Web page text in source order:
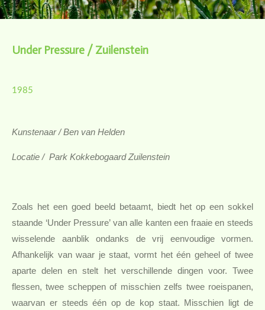
Under Pressure / Zuilenstein
1985
Kunstenaar / Ben van Helden
Locatie / Park KokkebogaardZuilenstein
Zoals het een goed beeld betaamt, biedt het op een sokkel
staande ‘Under Pressure’ van alle kanten een fraaie en steeds
wisselende aanblik ondanks de vrij eenvoudige vormen.
Afhankelijk van waar je staat, vormt het één geheel of twee
aparte delen en stelt het verschillende dingen voor. Twee
flessen, twee scheppen of misschien zelfs twee roeispanen,
waarvan er steeds één op de kop staat. Misschien ligt de